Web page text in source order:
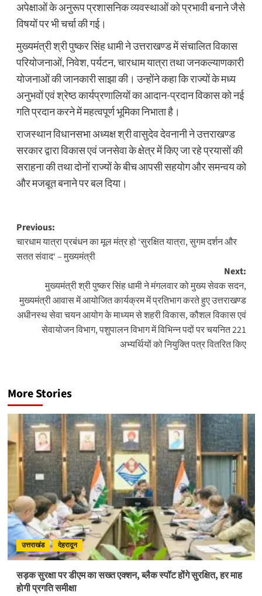
अपेक्षाओं के अनुरूप प्रशासनिक व्यवस्थाओं को प्रभावी बनाने जैसे
विषयों पर भी चर्चा की गई।
मुख्यमंत्री श्री पुष्कर सिंह धामी ने उत्तराखण्ड में संचालित विकास
परियोजनाओं, निवेश, पर्यटन, चारधाम यात्रा तथा जनकल्याणकारी
योजनाओं की जानकारी साझा की। उन्होंने कहा कि राज्यों के मध्य
अनुभवों एवं श्रेष्ठ कार्यप्रणालियों का आदान-प्रदान विकास को नई
गति प्रदान करने में महत्वपूर्ण भूमिका निभाता है।
राजस्थान विधानसभा अध्यक्ष श्री वासुदेव देवनानी ने उत्तराखण्ड
सरकार द्वारा विकास एवं जनसेवा के क्षेत्र में किए जा रहे प्रयासों की
सराहना की तथा दोनों राज्यों के बीच आपसी सहयोग और समन्वय को
और मजबूत बनाने पर बल दिया।
Post
navigation
Previous:
चारधाम यात्रा प्रबंधन का मूल मंत्र हो ‘सुरक्षित यात्रा, सुगम दर्शन और
सतत संवाद‘ – मुख्यमंत्री
Next:
मुख्यमंत्री श्री पुष्कर सिंह धामी ने मंगलवार को मुख्य सेवक सदन,
मुख्यमंत्री आवास में आयोजित कार्यक्रम में प्रतिभाग करते हुए उत्तराखण्ड
अधीनस्थ सेवा चयन आयोग के माध्यम से शहरी विकास, कौशल विकास एवं
सेवायोजन विभाग, पशुपालन विभाग में विभिन्न पदों पर चयनित 221
अभ्यर्थियों को नियुक्ति पत्र वितरित किए
More Stories
उत्तराखंड देहरादून
सड़क सुरक्षा पर डीएम का सख्त एक्शन, ब्लैक स्पॉट होंगे सुरक्षित, हर माह
होगी प्रगति समीक्षा